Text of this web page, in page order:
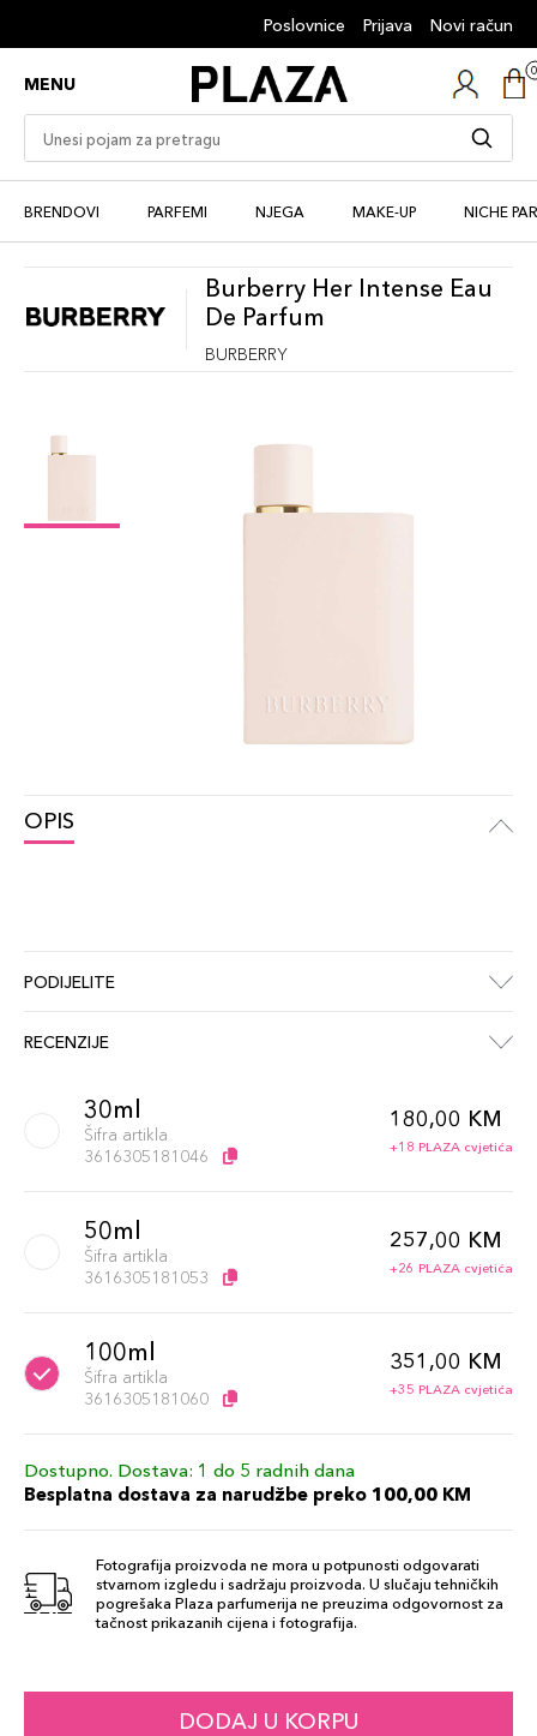
Poslovnice Prijava Novi račun
MENU
BRENDOVI PARFEMI NJEGA MAKE-UP NICHE
Burberry Her Intense Eau
De Parfum
BURBERRY
OPIS
PODIJELITE
RECENZIJE
30ml
Šifra artikla
3616305181046
180,00 KM
+18 PLAZA cvjetića
50ml
Šifra artikla
3616305181053
257,00 KM
+26 PLAZA cvjetića
100ml
Šifra artikla
3616305181060
351,00 KM
+35 PLAZA cvjetića
Dostupno. Dostava: 1 do 5 radnih dana
Besplatna dostava za narudžbe preko 100,00 KM
Fotografija proizvoda ne mora u potpunosti odgovarati
stvarnom izgledu i sadržaju proizvoda. U slučaju tehničkih
pogrešaka Plaza parfumerija ne preuzima odgovornost za
tačnost prikazanih cijena i fotografija.
DODAJ U KORPU